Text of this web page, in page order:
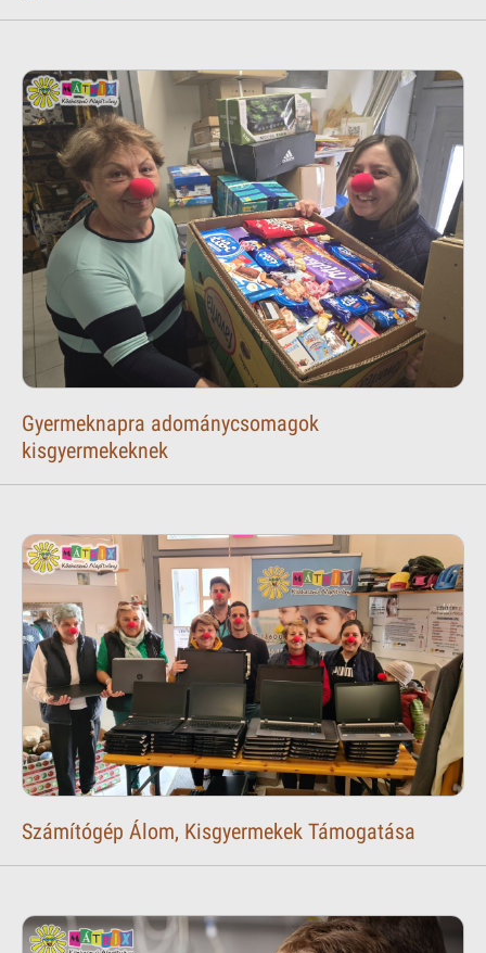
Gyermeknapra adománycsomagok
kisgyermekeknek
Számítógép Álom, Kisgyermekek Támogatása